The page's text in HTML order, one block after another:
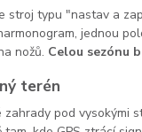
stroj typu "nastav a
jednou
nožů. Celou sezónu
terén
pod vysokými